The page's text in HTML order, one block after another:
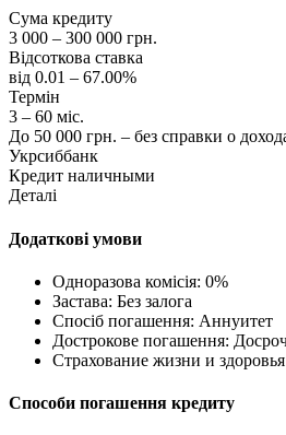
Сума кредиту
3 000 – 300 000 грн.
Відсоткова ставка
від 0.01 – 67.00%
Термін
3 – 60 міс.
До 50 000 грн. – без справки о
Укрсиббанк
Кредит наличными
Деталі
Додаткові умови
Одноразова комісія: 0%
Застава: Без залога
Спосіб погашення: Aннуитет
Дострокове погашення:
Страхование жизни и здоровья
Способи погашення кредиту